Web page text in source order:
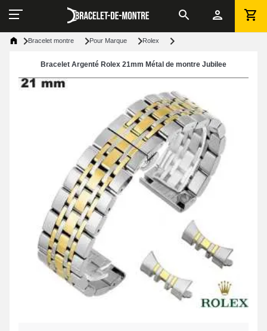
Bracelet montre Pour Marque Rolex
Bracelet Argenté Rolex 21mm Métal de montre Jubilee